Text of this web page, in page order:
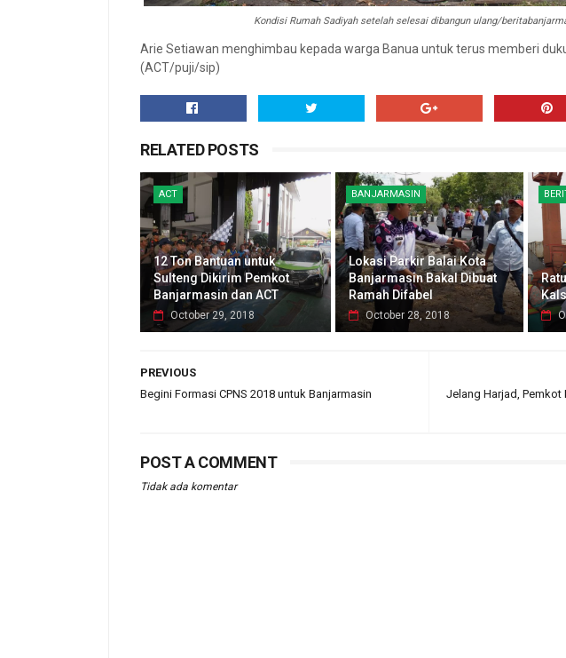
Kondisi Rumah Sadiyah setelah selesai dibangun ulang/
Arie Setiawan menghimbau kepada warga Banua untuk terus memberi
(ACT/puji/sip)
RELATED POSTS
ACT
12 Ton Bantuan untuk
Sulteng Dikirim Pemkot
Banjarmasin dan ACT
October 29, 2018
BANJARMASIN
Lokasi Parkir Balai Kota
Banjarmasin Bakal Dibuat
Ramah Difabel
October 28, 2018
Jelang Harjad, Pemkot
PREVIOUS
Begini Formasi CPNS 2018 untuk Banjarmasin
POST A COMMENT
Tidak ada komentar